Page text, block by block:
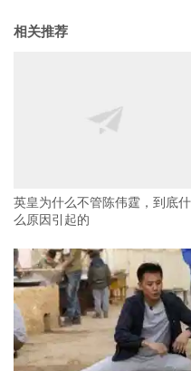
相关推荐
英皇为什么不管陈伟霆，到底什
么原因引起的